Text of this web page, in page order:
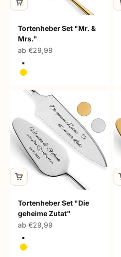
Tortenheber Set "Mr. &
Mrs."
Angebot
ab €29,99
Silber
Gold
Tortenheber Set "Die
geheime Zutat"
Angebot
ab €29,99
Silber
Gold